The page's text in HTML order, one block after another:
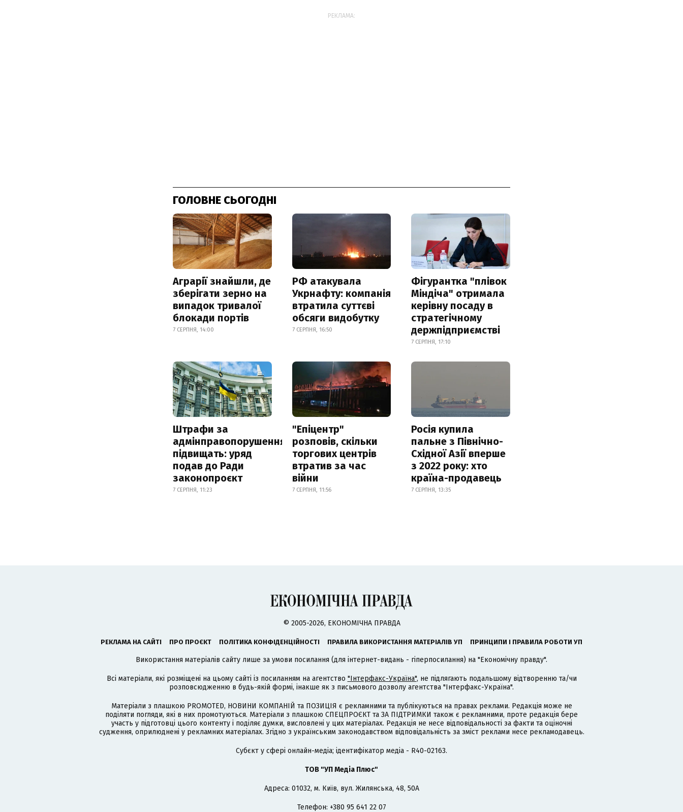
РЕКЛАМА:
ГОЛОВНЕ СЬОГОДНІ
Аграрії знайшли, де
зберігати зерно на
випадок тривалої
блокади портів
7 СЕРПНЯ, 14:00
РФ атакувала
Укрнафту: компанія
втратила суттєві
обсяги видобутку
7 СЕРПНЯ, 16:50
Фігурантка "плівок
Міндіча" отримала
керівну посаду в
стратегічному
держпідприємстві
7 СЕРПНЯ, 17:10
Штрафи за
адмінправопорушення
підвищать: уряд
подав до Ради
законопроєкт
7 СЕРПНЯ, 11:23
"Епіцентр"
розповів, скільки
торгових центрів
втратив за час
війни
7 СЕРПНЯ, 11:56
Росія купила
пальне з Північно-
Східної Азії вперше
з 2022 року: хто
країна-продавець
7 СЕРПНЯ, 13:35
© 2005-2026, ЕКОНОМІЧНА ПРАВДА
РЕКЛАМА НА САЙТІ ПРО ПРОЄКТ ПОЛІТИКА КОНФІДЕНЦІЙНОСТІ ПРАВИЛА ВИКОРИСТАННЯ МАТЕРІАЛІВ УП ПРИНЦИПИ І ПРАВИЛА РОБОТИ УП
Використання матеріалів сайту лише за умови посилання (для інтернет-видань - гіперпосилання) на "Економічну правду".
Всі матеріали, які розміщені на цьому сайті із посиланням на агентство "Інтерфакс-Україна", не підлягають подальшому відтворенню та/чи
розповсюдженню в будь-якій формі, інакше як з письмового дозволу агентства "Інтерфакс-Україна".
Матеріали з плашкою PROMOTED, НОВИНИ КОМПАНІЙ та ПОЗИЦІЯ є рекламними та публікуються на правах реклами. Редакція може не
поділяти погляди, які в них промотуються. Матеріали з плашкою СПЕЦПРОЄКТ та ЗА ПІДТРИМКИ також є рекламними, проте редакція бере
участь у підготовці цього контенту і поділяє думки, висловлені у цих матеріалах. Редакція не несе відповідальності за факти та оціночні
судження, оприлюднені у рекламних матеріалах. Згідно з українським законодавством відповідальність за зміст реклами несе рекламодавець.
Cубєкт у сфері онлайн-медіа; ідентифікатор медіа - R40-02163.
ТОВ "УП Медіа Плюс"
Адреса: 01032, м. Київ, вул. Жилянська, 48, 50А
Телефон: +380 95 641 22 07